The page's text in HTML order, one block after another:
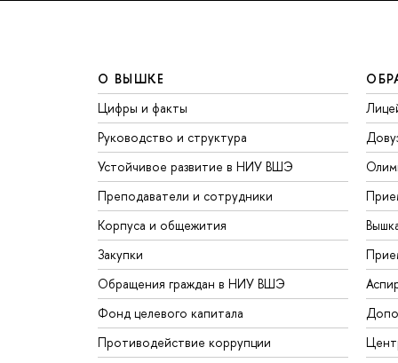
О ВЫШКЕ
Цифры и факты
Руководство и структура
Устойчивое развитие в НИУ ВШЭ
Преподаватели и сотрудники
Корпуса и общежития
Закупки
Обращения граждан в НИУ ВШЭ
Фонд целевого капитала
Противодействие коррупции